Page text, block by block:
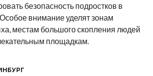
безопасность подростков в
внимание уделят зонам
местам большого скопления людей
площадкам.